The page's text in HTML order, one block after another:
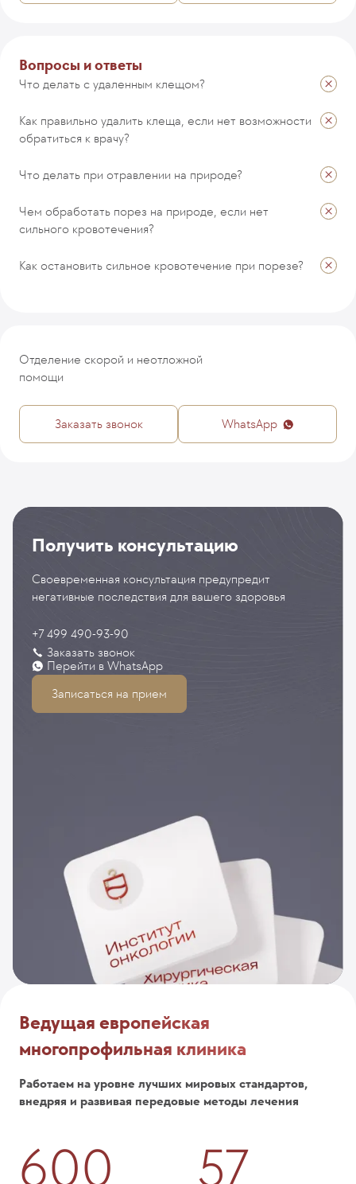
ОТПРАВИТЬ
Вопросы и ответы
Что делать с удаленным клещом?
Как правильно удалить клеща, если нет возможности
обратиться к врачу?
Что делать при отравлении на природе?
Чем обработать порез на природе, если нет
сильного кровотечения?
Как остановить сильное кровотечение при порезе?
Отделение скорой и неотложной
помощи
WhatsApp
Заказать звонок
Получить консультацию
Своевременная консультация предупредит
негативные последствия для вашего здоровья
Записаться на прием
+7 499 490-93-90
Перейти в WhatsApp
Заказать звонок
Ведущая европейская
многопрофильная клиника
Работаем на уровне лучших мировых стандартов,
внедряя и развивая передовые методы лечения
600 57